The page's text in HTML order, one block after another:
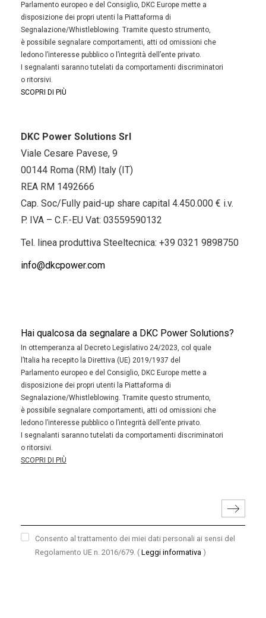
Parlamento europeo e del Consiglio, DKC Europe mette a
disposizione dei propri utenti la Piattaforma di
Segnalazione/Whistleblowing. Tramite questo strumento,
è possibile segnalare comportamenti, atti od omissioni che
ledono l’interesse pubblico o l’integrità dell’ente privato.
I segnalanti saranno tutelati da comportamenti discriminatori
o ritorsivi.
SCOPRI DI PIÙ
DKC Power Solutions Srl
Viale Cesare Pavese, 9
00144 Roma (RM) Italy (IT)
REA RM 1492666
Cap. Soc/Fully paid-up share capital 4.450.000 € i.v.
P. IVA – C.F.-EU Vat: 03559590132
Tel. linea produttiva Steeltecnica: +39 0321 9898750
info@dkcpower.com
Hai qualcosa da segnalare a DKC Power Solutions?
In ottemperanza al Decreto Legislativo 24/2023, col quale
l’Italia ha recepito la Direttiva (UE) 2019/1937 del
Parlamento europeo e del Consiglio, DKC Europe mette a
disposizione dei propri utenti la Piattaforma di
Segnalazione/Whistleblowing. Tramite questo strumento,
è possibile segnalare comportamenti, atti od omissioni che
ledono l’interesse pubblico o l’integrità dell’ente privato.
I segnalanti saranno tutelati da comportamenti discriminatori
o ritorsivi.
SCOPRI DI PIÙ
Consento al trattamento dei miei dati personali ai sensi del
Regolamento UE n. 2016/679. ( Leggi informativa )